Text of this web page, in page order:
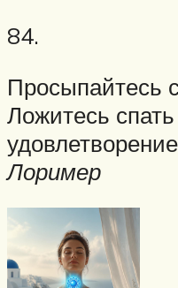
84.
Просыпайтесь
Ложитесь
Лоример